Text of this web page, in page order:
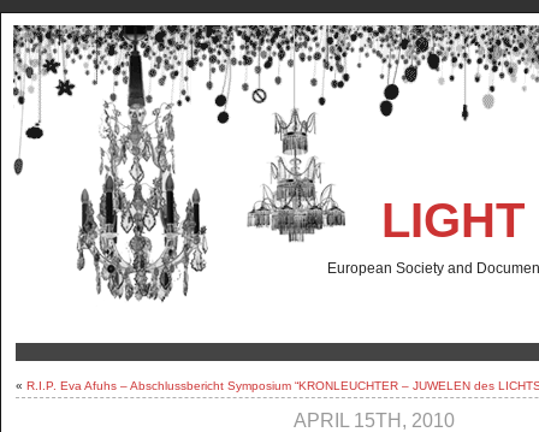
European Society and
« R.I.P. Eva Afuhs – Abschlussbericht Symposium “KRONLEUCHTER – JUWELEN des
APRIL 15TH, 2010